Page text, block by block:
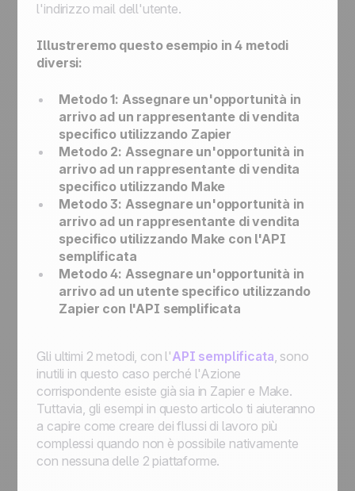
l'indirizzo mail dell'utente.
Illustreremo questo esempio in 4 metodi
diversi:
Metodo 1: Assegnare un'opportunità in
arrivo ad un rappresentante di vendita
specifico utilizzando Zapier
Metodo 2: Assegnare un'opportunità in
arrivo ad un rappresentante di vendita
specifico utilizzando Make
Metodo 3: Assegnare un'opportunità in
arrivo ad un rappresentante di vendita
specifico utilizzando Make con l'API
semplificata
Metodo 4: Assegnare un'opportunità in
arrivo ad un utente specifico utilizzando
Zapier con l'API semplificata
Gli ultimi 2 metodi, con l'API semplificata, sono
inutili in questo caso perché l'Azione
corrispondente esiste già sia in Zapier e Make.
Tuttavia, gli esempi in questo articolo ti aiuteranno
a capire come creare dei flussi di lavoro più
complessi quando non è possibile nativamente
con nessuna delle 2 piattaforme.